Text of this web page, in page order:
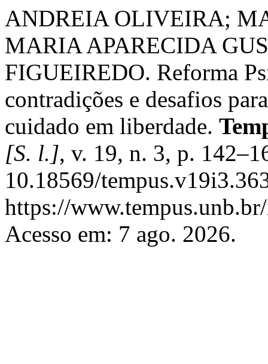
ANDREIA OLIVEIRA;
MARIA APARECIDA
FIGUEIREDO. Reforma
contradições e desafios
cuidado em liberdade.
[S. l.], v. 19, n. 3, p.
10.18569/
https://
Acesso em: 7 ago. 2026.